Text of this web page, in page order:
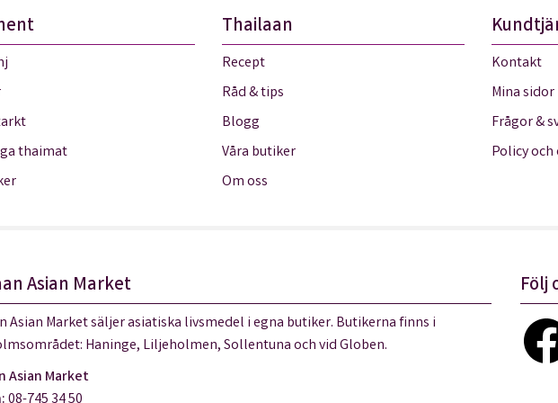
thaimat
Thailaan
Recept
Råd & tips
Blogg
Våra butiker
Om oss
Kontakt
Mina sidor
Frågor &
Policy
Asian Market
Asian Market säljer asiatiska livsmedel i egna butiker. Butikerna finns i
Haninge, Liljeholmen, Sollentuna och vid Globen.
Asian Market
Följ